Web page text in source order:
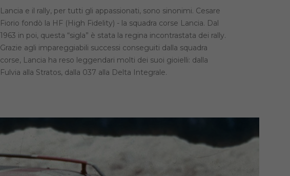
Lancia e il rally, per tutti gli appassionati, sono sinonimi. Cesare
Fiorio fondò la HF (High Fidelity) - la squadra corse Lancia. Dal
1963 in poi, questa “sigla” è stata la regina incontrastata dei rally.
Grazie agli impareggiabili successi conseguiti dalla squadra
corse, Lancia ha reso leggendari molti dei suoi gioielli: dalla
Fulvia alla Stratos, dalla 037 alla Delta Integrale.